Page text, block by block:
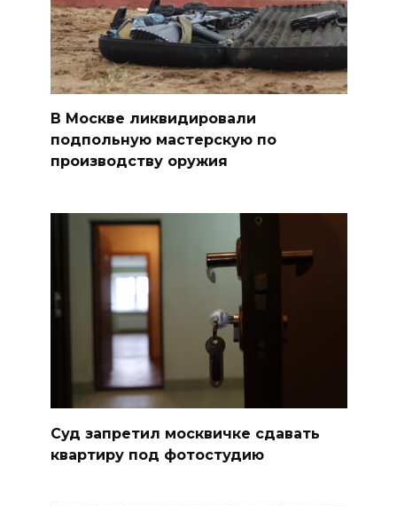
В Москве ликвидировали
подпольную мастерскую по
производству оружия
Суд запретил москвичке сдавать
квартиру под фотостудию